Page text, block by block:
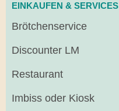
EINKAUFEN & SERVICES
Brötchenservice
Discounter LM
Restaurant
Imbiss oder Kiosk